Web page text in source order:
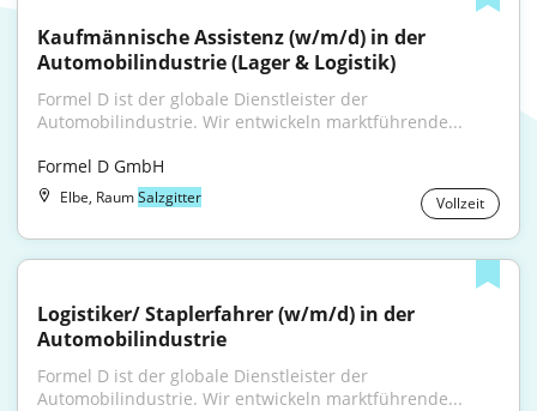
Kaufmännische Assistenz (w/m/d) in der
Automobilindustrie (Lager & Logistik)
Formel D ist der globale Dienstleister der
Automobilindustrie. Wir entwickeln marktführende...
Formel D GmbH
Elbe, RaumSalzgitter Vollzeit
Logistiker/ Staplerfahrer (w/m/d) in der
Automobilindustrie
Formel D ist der globale Dienstleister der
Automobilindustrie. Wir entwickeln marktführende...